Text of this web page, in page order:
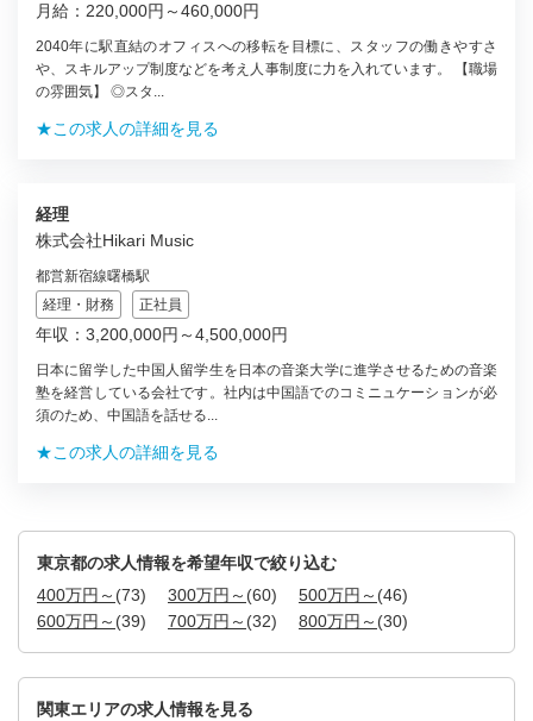
月給：220,000円～460,000円
2040年に駅直結のオフィスへの移転を目標に、スタッフの働きやすさ
や、スキルアップ制度などを考え人事制度に力を入れています。 【職場
の雰囲気】 ◎スタ...
★この求人の詳細を見る
経理
株式会社Hikari Music
都営新宿線曙橋駅
経理・財務
正社員
年収：3,200,000円～4,500,000円
日本に留学した中国人留学生を日本の音楽大学に進学させるための音楽
塾を経営している会社です。社内は中国語でのコミニュケーションが必
須のため、中国語を話せる...
★この求人の詳細を見る
東京都の求人情報を希望年収で絞り込む
400万円～ (73) 300万円～ (60) 500万円～ (46)
600万円～ (39) 700万円～ (32) 800万円～ (30)
関東エリアの求人情報を見る